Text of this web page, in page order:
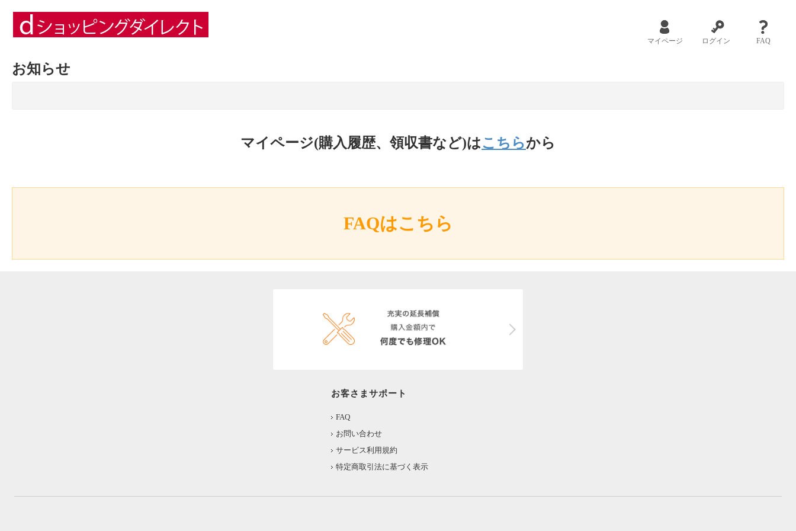
マイページ ログイン FAQ
お知らせ
マイページ(購入履歴、領収書など)はこちらから
FAQはこちら
お客さまサポート
FAQ
お問い合わせ
サービス利用規約
特定商取引法に基づく表示